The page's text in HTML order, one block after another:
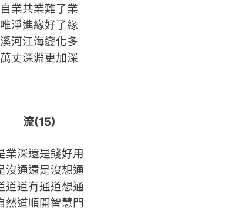
自業共業難了業
唯淨進緣好了緣
溪河江海變化多
萬丈深淵更加深
流(15)
業深還是錢好用
沒通還是沒想通
道道有通道想通
然道順開智慧門